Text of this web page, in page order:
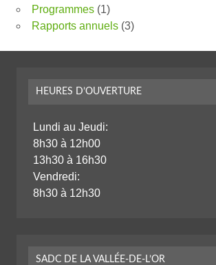
Programmes (1)
Rapports annuels (3)
HEURES D’OUVERTURE
Lundi au Jeudi:
8h30 à 12h00
13h30 à 16h30
Vendredi:
8h30 à 12h30
SADC DE LA VALLÉE-DE-L’OR